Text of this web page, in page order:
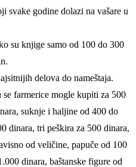
svake godine dolazi na vašare u
su knjige samo od 100 do 300
delova do nameštaja.
farmerice mogle kupiti za 500
suknje i haljine od 400 do
dinara, tri peškira za 500 dinara,
od veličine, papuče od 100
dinara, baštanske figure od